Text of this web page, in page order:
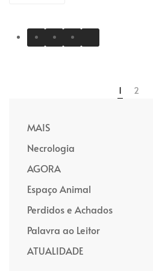
1 2
MAIS
Necrologia
AGORA
Espaço Animal
Perdidos e Achados
Palavra ao Leitor
ATUALIDADE